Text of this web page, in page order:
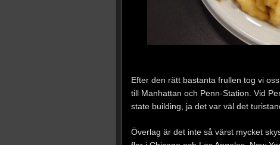
Efter den rätt bastanta frullen tog vi
till Manhattan och Penn-Station. Vid
state building, ja det var väl det
Överlag är det inte så värst mycket